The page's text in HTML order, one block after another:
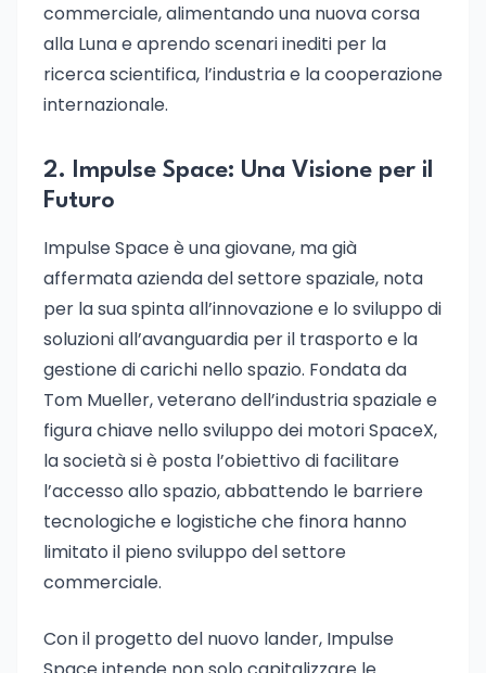
commerciale, alimentando una nuova corsa
alla Luna e aprendo scenari inediti per la
ricerca scientifica, l’industria e la cooperazione
internazionale.
2. Impulse Space: Una Visione per il
Futuro
Impulse Space è una giovane, ma già
affermata azienda del settore spaziale, nota
per la sua spinta all’innovazione e lo sviluppo di
soluzioni all’avanguardia per il trasporto e la
gestione di carichi nello spazio. Fondata da
Tom Mueller, veterano dell’industria spaziale e
figura chiave nello sviluppo dei motori SpaceX,
la società si è posta l’obiettivo di facilitare
l’accesso allo spazio, abbattendo le barriere
tecnologiche e logistiche che finora hanno
limitato il pieno sviluppo del settore
commerciale.
Con il progetto del nuovo lander, Impulse